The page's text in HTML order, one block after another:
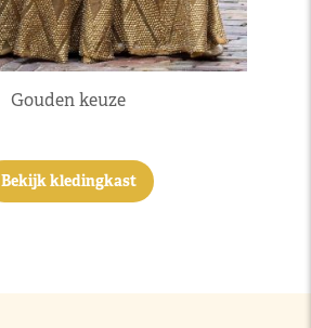
Gouden keuze
Bekijk kledingkast